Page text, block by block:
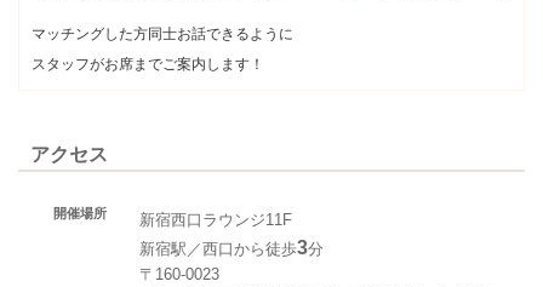
マッチングした方同士お話できるように
スタッフがお席までご案内します！
アクセス
開催場所
新宿西口ラウンジ11F
新宿駅／西口から徒歩3分
〒160-0023